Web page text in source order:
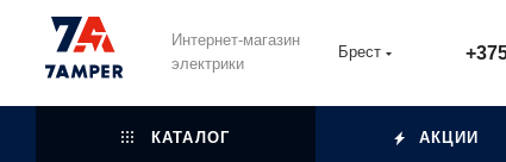
Интернет-магазин
электрики
Брест
КАТАЛОГ АКЦИИ